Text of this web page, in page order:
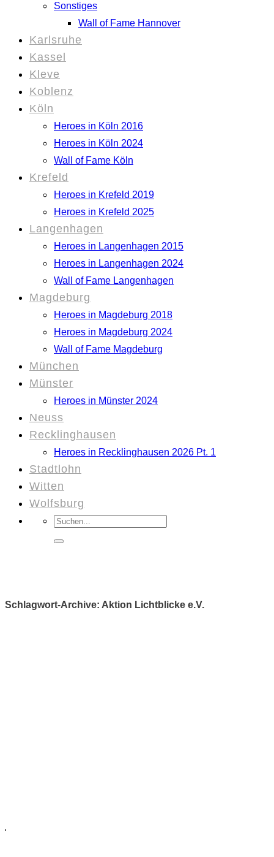
Sonstiges
Wall of Fame Hannover
Karlsruhe
Kassel
Kleve
Koblenz
Köln
Heroes in Köln 2016
Heroes in Köln 2024
Wall of Fame Köln
Krefeld
Heroes in Krefeld 2019
Heroes in Krefeld 2025
Langenhagen
Heroes in Langenhagen 2015
Heroes in Langenhagen 2024
Wall of Fame Langenhagen
Magdeburg
Heroes in Magdeburg 2018
Heroes in Magdeburg 2024
Wall of Fame Magdeburg
München
Münster
Heroes in Münster 2024
Neuss
Recklinghausen
Heroes in Recklinghausen 2026 Pt. 1
Stadtlohn
Witten
Wolfsburg
Suchen
nach:
Schlagwort-Archive: Aktion Lichtblicke e.V.